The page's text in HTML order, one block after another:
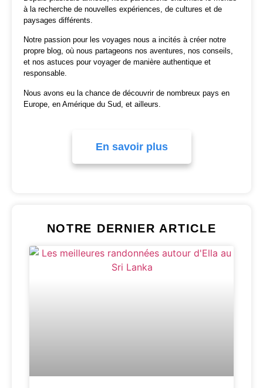
à la recherche de nouvelles expériences, de cultures et de
paysages différents.
Notre passion pour les voyages nous a incités à créer notre
propre blog, où nous partageons nos aventures, nos conseils,
et nos astuces pour voyager de manière authentique et
responsable.
Nous avons eu la chance de découvrir de nombreux pays en
Europe, en Amérique du Sud, et ailleurs.
En savoir plus
NOTRE DERNIER ARTICLE